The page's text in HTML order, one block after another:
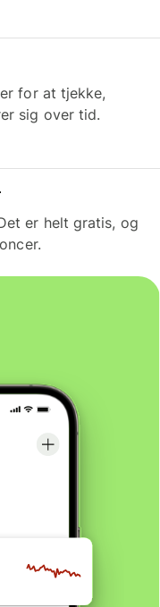
for at tjekke,
sig over tid.
er helt gratis, og